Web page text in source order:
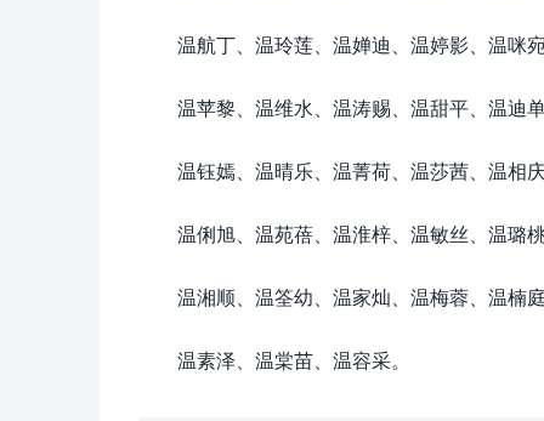
温航丁、温玲莲、温婵迪、温婷影、温咪宛
温苹黎、温维水、温涛赐、温甜平、温迪单
温钰嫣、温晴乐、温菁荷、温莎茜、温相庆
温俐旭、温苑蓓、温淮梓、温敏丝、温璐桃
温湘顺、温筌幼、温家灿、温梅蓉、温楠庭
温素泽、温棠苗、温容采。